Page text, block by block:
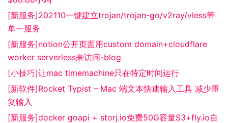
[新服务]202110一键建立trojan/trojan-go/v2ray/vless等
单一服务
[新服务]notion公开页面用custom domain+cloudflare
worker serverless来访问-blog
[小技巧]让mac timemachine只在特定时间运行
[新软件]Rocket Typist – Mac 端文本快速输入工具 减少重
复输入
[新服务]docker goapi + storj.io免费50G容量S3+fly.io自